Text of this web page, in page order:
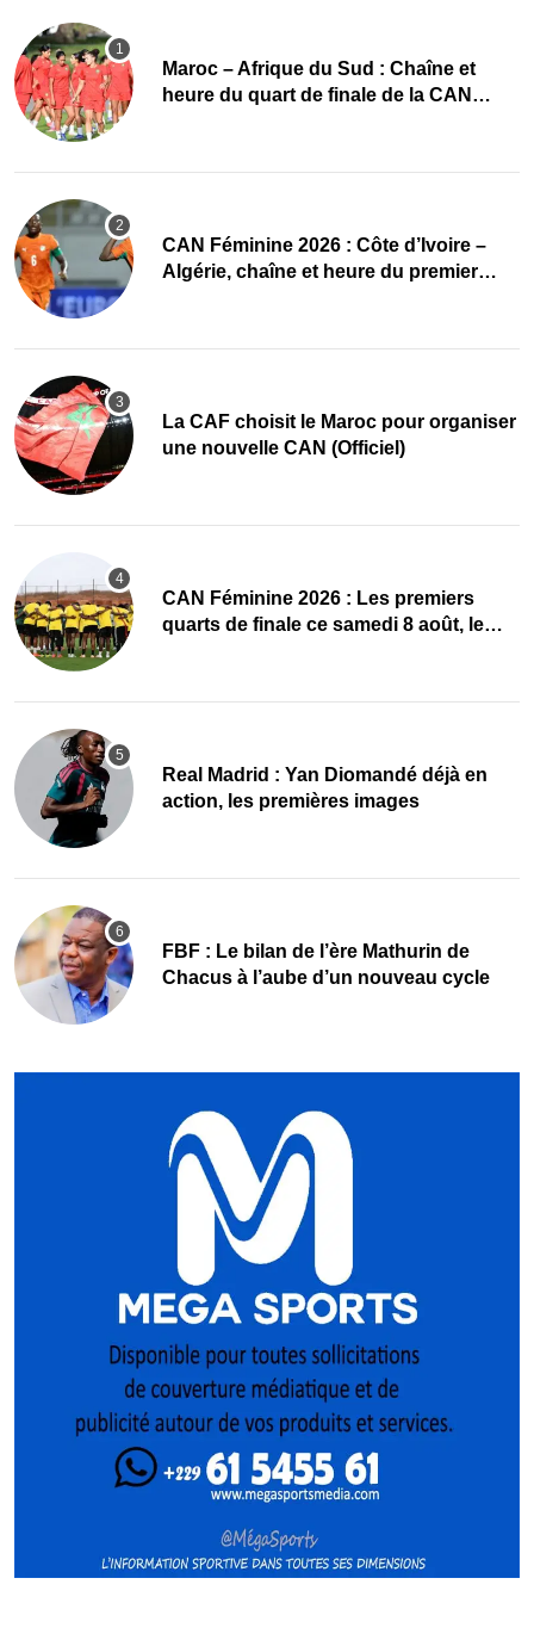
Maroc – Afrique du Sud : Chaîne et
heure du quart de finale de la CAN
CAN Féminine 2026 : Côte d’Ivoire –
Algérie, chaîne et heure du premier
La CAF choisit le Maroc pour organiser
une nouvelle CAN (Officiel)
CAN Féminine 2026 : Les premiers
quarts de finale ce samedi 8 août, le
Real Madrid : Yan Diomandé déjà en
action, les premières images
FBF : Le bilan de l’ère Mathurin de
Chacus à l’aube d’un nouveau cycle